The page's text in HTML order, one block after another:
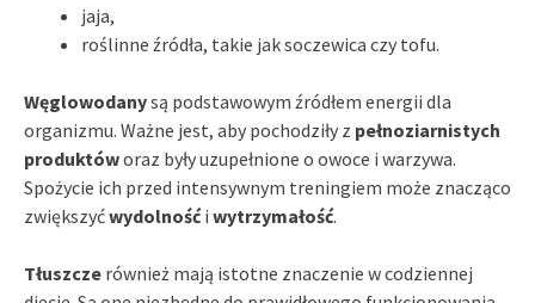
jaja,
roślinne źródła, takie jak soczewica czy tofu.
Węglowodanysą podstawowym źródłem energii dla
organizmu. Ważne jest, aby pochodziły z pełnoziarnistych
produktóworaz były uzupełnione o owoce i warzywa.
Spożycie ich przed intensywnym treningiem może znacząco
zwiększyćwydolnośći wytrzymałość.
Tłuszcze również mają istotne znaczenie w codziennej